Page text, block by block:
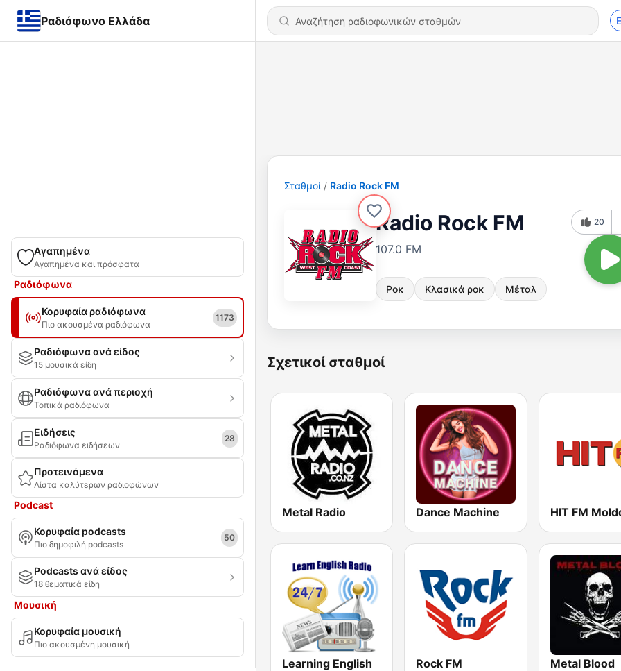
Ραδιόφωνο Ελλάδα
Αγαπημένα
Αγαπημένα και πρόσφατα
Ραδιόφωνα
Κορυφαία ραδιόφωνα
Πιο ακουσμένα ραδιόφωνα
1173
Ραδιόφωνα ανά είδος
15 μουσικά είδη
Ραδιόφωνα ανά περιοχή
Τοπικά ραδιόφωνα
Ειδήσεις
Ραδιόφωνα ειδήσεων
28
Προτεινόμενα
Λίστα καλύτερων ραδιοφώνων
Podcast
Κορυφαία podcasts
Πιο δημοφιλή podcasts
50
Podcasts ανά είδος
18 θεματικά είδη
Μουσική
Κορυφαία μουσική
Πιο ακουσμένη μουσική
Σταθμοί Radio Rock FM
Radio Rock FM
107.0 FM
Ροκ Κλασικά ροκ Μέταλ
20
Σχετικοί σταθμοί
Metal Radio Dance Machine HIT FM
Learning English Rock FM Metal Blood